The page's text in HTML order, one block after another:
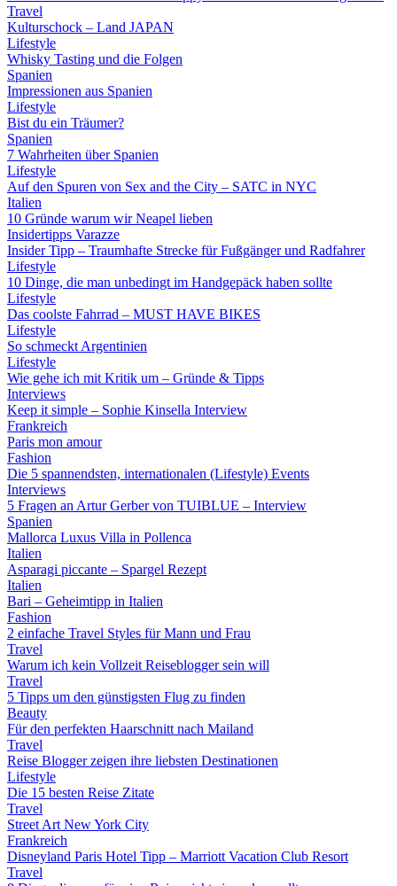
Travel
Kulturschock – Land JAPAN
Lifestyle
Whisky Tasting und die Folgen
Spanien
Impressionen aus Spanien
Lifestyle
Bist du ein Träumer?
Spanien
7 Wahrheiten über Spanien
Lifestyle
Auf den Spuren von Sex and the City – SATC in NYC
Italien
10 Gründe warum wir Neapel lieben
Insidertipps Varazze
Insider Tipp – Traumhafte Strecke für Fußgänger und Radfahrer
Lifestyle
10 Dinge, die man unbedingt im Handgepäck haben sollte
Lifestyle
Das coolste Fahrrad – MUST HAVE BIKES
Lifestyle
So schmeckt Argentinien
Lifestyle
Wie gehe ich mit Kritik um – Gründe & Tipps
Interviews
Keep it simple – Sophie Kinsella Interview
Frankreich
Paris mon amour
Fashion
Die 5 spannendsten, internationalen (Lifestyle) Events
Interviews
5 Fragen an Artur Gerber von TUIBLUE – Interview
Spanien
Mallorca Luxus Villa in Pollenca
Italien
Asparagi piccante – Spargel Rezept
Italien
Bari – Geheimtipp in Italien
Fashion
2 einfache Travel Styles für Mann und Frau
Travel
Warum ich kein Vollzeit Reiseblogger sein will
Travel
5 Tipps um den günstigsten Flug zu finden
Beauty
Für den perfekten Haarschnitt nach Mailand
Travel
Reise Blogger zeigen ihre liebsten Destinationen
Lifestyle
Die 15 besten Reise Zitate
Travel
Street Art New York City
Frankreich
Disneyland Paris Hotel Tipp – Marriott Vacation Club Resort
Travel